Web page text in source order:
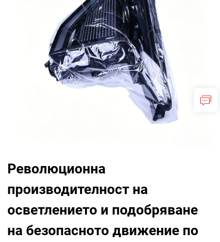
Революционна
производителност на
осветлението и подобряване
на безопасното движение по